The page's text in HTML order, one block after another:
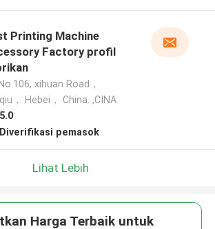
Printing Machine
Factory profil
No.106, xihuan Road，
， Hebei， China. ,CINA
5.0
Diverifikasi pemasok
Lihat Lebih
Harga Terbaik untuk